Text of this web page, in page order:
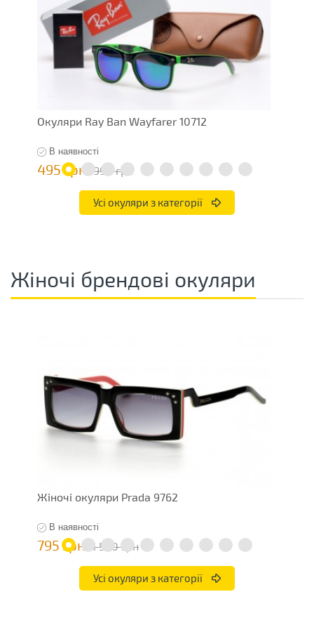
Окуляри Ray Ban Wayfarer 10712
В наявності
495 грн 990 грн
Усі окуляри з категорії
Жіночі брендові окуляри
Жіночі окуляри Prada 9762
В наявності
795 грн 1 590 грн
Усі окуляри з категорії